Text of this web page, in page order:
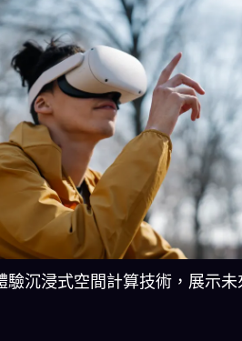
驗沉浸式空間計算技術，展示